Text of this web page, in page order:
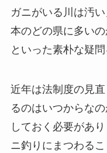
ガニがいる川は汚
本のどの県に多いの
といった素朴な疑
近年は法制度の見
るのはいつからな
しておく必要があ
ニ釣りにまつわる